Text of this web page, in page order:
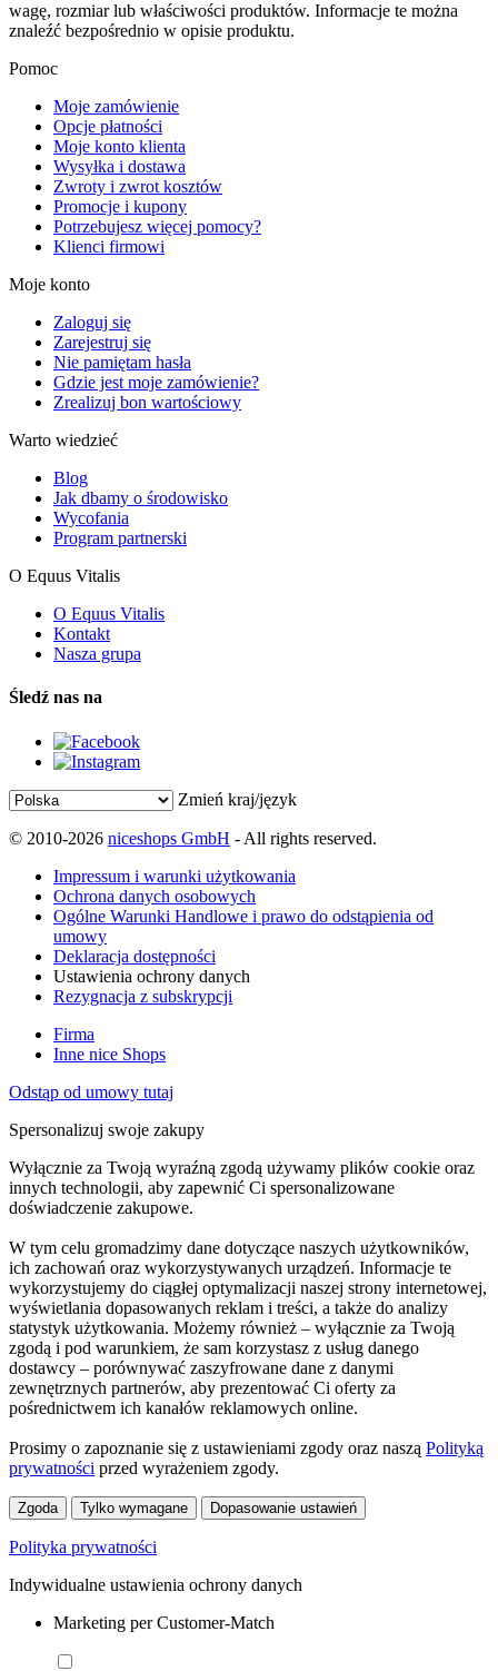
wagę, rozmiar lub właściwości produktów. Informacje te można
znaleźć bezpośrednio w opisie produktu.
Pomoc
Moje zamówienie
Opcje płatności
Moje konto klienta
Wysyłka i dostawa
Zwroty i zwrot kosztów
Promocje i kupony
Potrzebujesz więcej pomocy?
Klienci firmowi
Moje konto
Zaloguj się
Zarejestruj się
Nie pamiętam hasła
Gdzie jest moje zamówienie?
Zrealizuj bon wartościowy
Warto wiedzieć
Blog
Jak dbamy o środowisko
Wycofania
Program partnerski
O Equus Vitalis
O Equus Vitalis
Kontakt
Nasza grupa
Śledź nas na
Zmień kraj/język
© 2010-2026 niceshops GmbH - All rights reserved.
Impressum i warunki użytkowania
Ochrona danych osobowych
Ogólne Warunki Handlowe i prawo do odstąpienia od
umowy
Deklaracja dostępności
Ustawienia ochrony danych
Rezygnacja z subskrypcji
Firma
Inne nice Shops
Odstąp od umowy tutaj
Spersonalizuj swoje zakupy
Wyłącznie za Twoją wyraźną zgodą używamy plików cookie oraz
innych technologii, aby zapewnić Ci spersonalizowane
doświadczenie zakupowe.
W tym celu gromadzimy dane dotyczące naszych użytkowników,
ich zachowań oraz wykorzystywanych urządzeń. Informacje te
wykorzystujemy do ciągłej optymalizacji naszej strony internetowej,
wyświetlania dopasowanych reklam i treści, a także do analizy
statystyk użytkowania. Możemy również – wyłącznie za Twoją
zgodą i pod warunkiem, że sam korzystasz z usług danego
dostawcy – porównywać zaszyfrowane dane z danymi
zewnętrznych partnerów, aby prezentować Ci oferty za
pośrednictwem ich kanałów reklamowych online.
Prosimy o zapoznanie się z ustawieniami zgody oraz naszą Polityką
prywatności przed wyrażeniem zgody.
Zgoda Tylko wymagane Dopasowanie ustawień
Polityka prywatności
Indywidualne ustawienia ochrony danych
Marketing per Customer-Match